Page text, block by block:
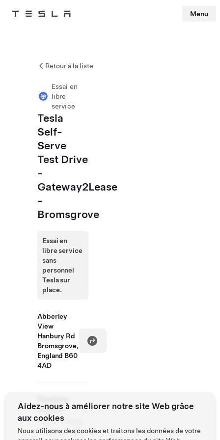
Tesla Menu
Retour à la liste
Essai en
libre
service
Tesla
Self-
Serve
Test Drive
-
Gateway2Lease
-
Bromsgrove
Essai en
libre service
sans
personnel
Tesla sur
place.
Abberley
View
Hanbury Rd
Bromsgrove,
England B60
4AD
d'essai
Lun -
Sam
17:00
Aidez-nous à améliorer notre site Web grâce
aux cookies
Nous utilisons des cookies et traitons les données de votre